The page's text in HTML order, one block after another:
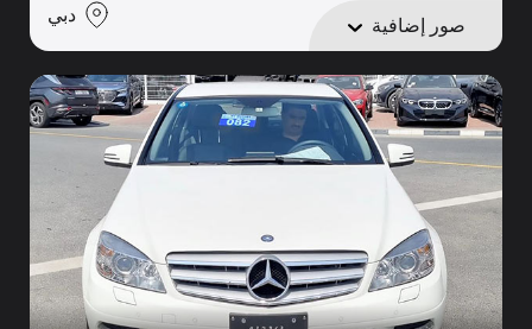
صور إضافية دبي